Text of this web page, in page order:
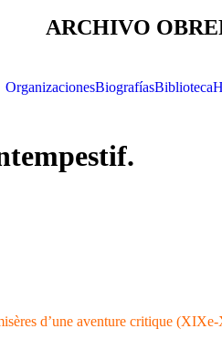
ARCHIVO
OrganizacionesBiografíasBiblioteca
d’une aventure critique